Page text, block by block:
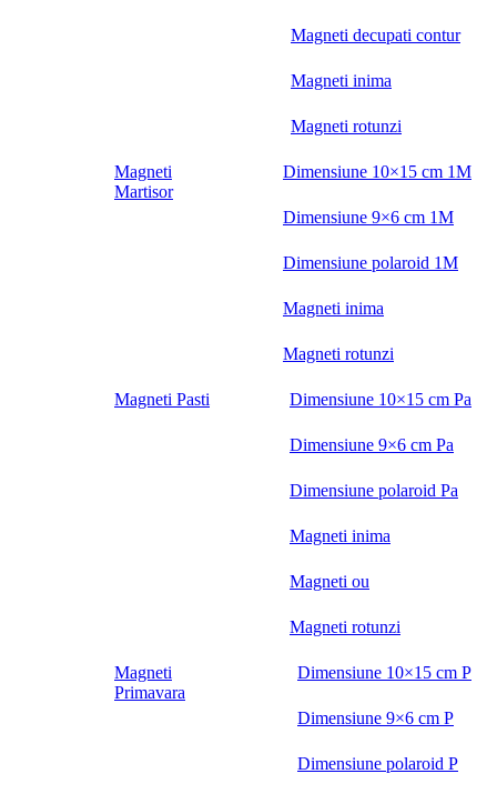
Magneti decupati contur
Magneti inima
Magneti rotunzi
Magneti
Martisor
Dimensiune 10×15 cm 1M
Dimensiune 9×6 cm 1M
Dimensiune polaroid 1M
Magneti inima
Magneti rotunzi
Magneti Pasti Dimensiune 10×15 cm Pa
Dimensiune 9×6 cm Pa
Dimensiune polaroid Pa
Magneti inima
Magneti ou
Magneti rotunzi
Magneti
Primavara
Dimensiune 10×15 cm P
Dimensiune 9×6 cm P
Dimensiune polaroid P